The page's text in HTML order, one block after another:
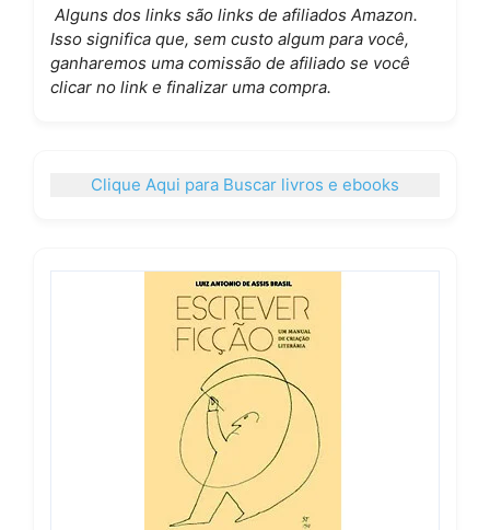
Alguns dos links são links de afiliados Amazon.
Isso significa que, sem custo algum para você,
ganharemos uma comissão de afiliado se você
clicar no link e finalizar uma compra.
Clique Aqui para Buscar livros e ebooks